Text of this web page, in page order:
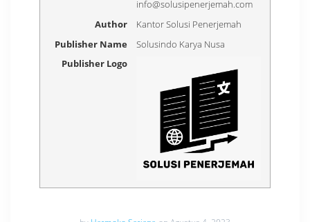
info@solusipenerjemah.com
Author
Kantor Solusi Penerjemah
Publisher Name
Solusindo Karya Nusa
Publisher Logo